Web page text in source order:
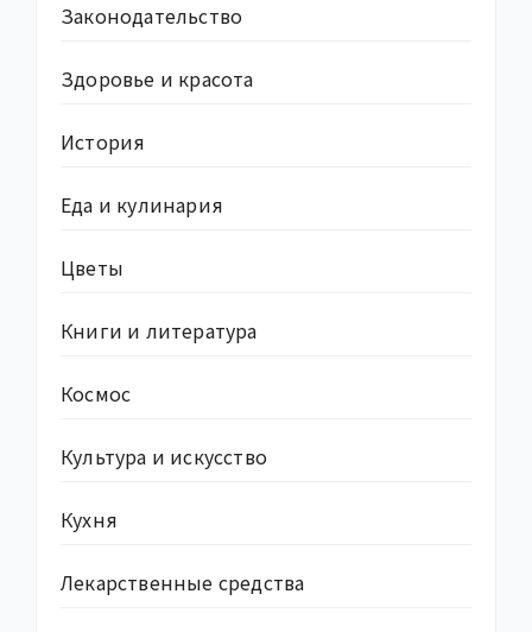
Законодательство
Здоровье и красота
История
Еда и кулинария
Цветы
Книги и литература
Космос
Культура и искусство
Кухня
Лекарственные средства